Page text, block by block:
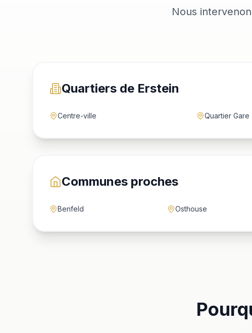
Nous
Quartiers de Erstein
Centre-ville Quartier Gare
Communes proches
Benfeld Osthouse